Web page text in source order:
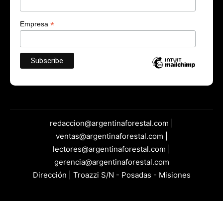
Empresa *
redaccion@argentinaforestal.com |
ventas@argentinaforestal.com |
lectores@argentinaforestal.com |
gerencia@argentinaforestal.com
Dirección | Troazzi S/N - Posadas - Misiones